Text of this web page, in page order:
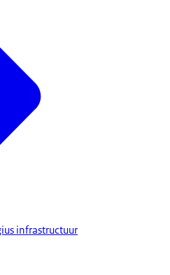
infrastructuur